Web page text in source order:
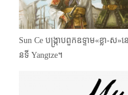
Sun Ce បង្ក្រាបពួកឧទ្ទាម«ខ្លា-ស
នទី Yangtze។